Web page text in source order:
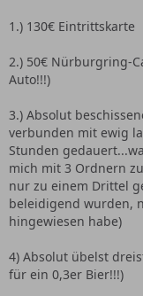
1.) 130€ Eintrittskarte
2.) 50€ Nürburgring-
Auto!!!)
3.) Absolut
verbunden mit ewig
Stunden
mich mit 3 Ordnern
nur zu einem Drittel
beleidigend wurden,
hingewiesen habe)
4) Absolut übelst
für ein 0,3er Bier!!!)